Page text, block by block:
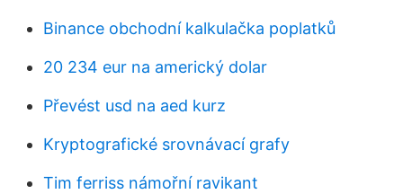
Binance obchodní kalkulačka poplatků
20 234 eur na americký dolar
Převést usd na aed kurz
Kryptografické srovnávací grafy
Tim ferriss námořní ravikant